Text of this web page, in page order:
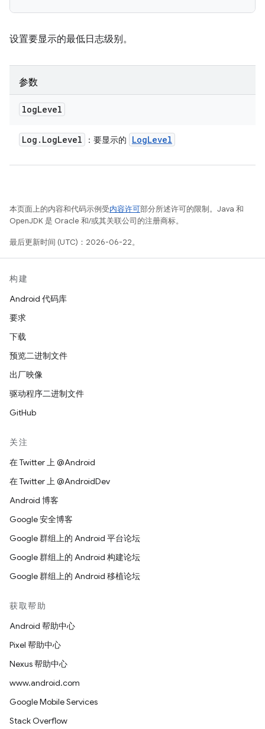
设置要显示的最低日志级别。
参数
logLevel
Log . LogLevel ：要显示的 LogLevel
本页面上的内容和代码示例受内容许可部分所述许可的限制。Java 和
OpenJDK 是 Oracle 和/或其关联公司的注册商标。
最后更新时间 (UTC)：2026-06-22。
构建
Android 代码库
要求
下载
预览二进制文件
出厂映像
驱动程序二进制文件
GitHub
关注
在 Twitter 上 @Android
在 Twitter 上 @AndroidDev
Android 博客
Google 安全博客
Google 群组上的 Android 平台论坛
Google 群组上的 Android 构建论坛
Google 群组上的 Android 移植论坛
获取帮助
Android 帮助中心
Pixel 帮助中心
Nexus 帮助中心
www.android.com
Google Mobile Services
Stack Overflow